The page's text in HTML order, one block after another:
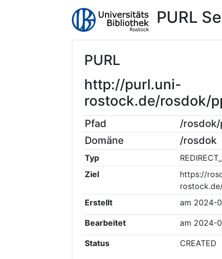
PURL
PURL
http://purl.uni-
rostock.de/rosdok/
Pfad
/
Domäne
/rosdok
Typ
Ziel
https://
Erstellt
am 2024-
Bearbeitet am 2024-
Status CREATED